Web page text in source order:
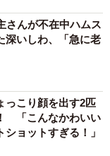
さんが不在中ハムス
いしわ、「急に老
っこり顔を出す2匹
「こんなかわいい
ョットすぎる！」